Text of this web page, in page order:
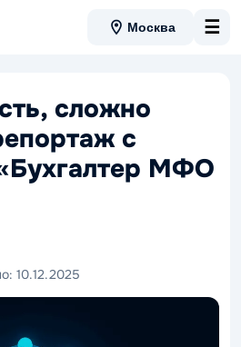
Москва ☰
сложно
с
МФО
10.12.2025